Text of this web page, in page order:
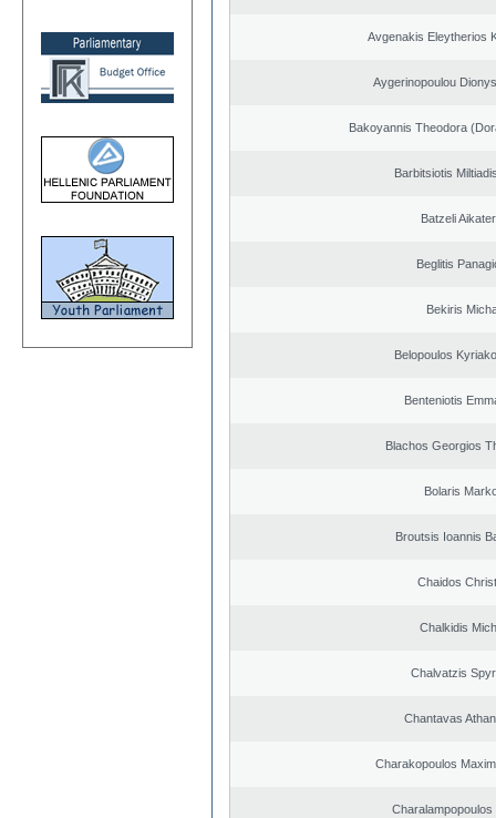
Avgenakis Eleytherios
Aygerinopoulou
Bakoyannis Theodora
Barbitsiotis
Batzeli
Beglitis
Bekiris
Belopoulos
Benteniotis
Blachos Georgios
Bolaris
Broutsis Ioannis
Chaidos
Chalkidis
Chalvatzis
Chantavas
Charakopoulos
Charalampopoulos